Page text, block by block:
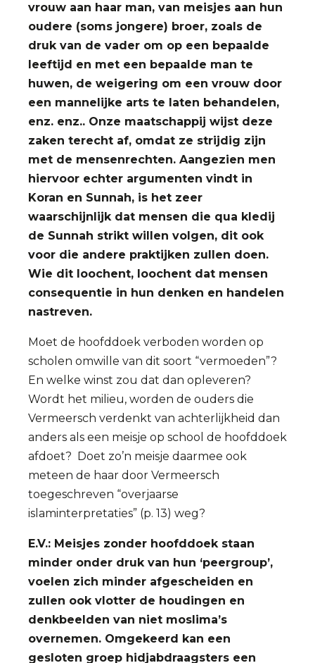
vrouw aan haar man, van meisjes aan hun
oudere (soms jongere) broer, zoals de
druk van de vader om op een bepaalde
leeftijd en met een bepaalde man te
huwen, de weigering om een vrouw door
een mannelijke arts te laten behandelen,
enz. enz.. Onze maatschappij wijst deze
zaken terecht af, omdat ze strijdig zijn
met de mensenrechten. Aangezien men
hiervoor echter argumenten vindt in
Koran en Sunnah, is het zeer
waarschijnlijk dat mensen die qua kledij
de Sunnah strikt willen volgen, dit ook
voor die andere praktijken zullen doen.
Wie dit loochent, loochent dat mensen
consequentie in hun denken en handelen
nastreven.
Moet de hoofddoek verboden worden op
scholen omwille van dit soort “vermoeden”?
En welke winst zou dat dan opleveren?
Wordt het milieu, worden de ouders die
Vermeersch verdenkt van achterlijkheid dan
anders als een meisje op school de hoofddoek
afdoet? Doet zo’n meisje daarmee ook
meteen de haar door Vermeersch
toegeschreven “overjaarse
islaminterpretaties” (p. 13) weg?
E.V.: Meisjes zonder hoofddoek staan
minder onder druk van hun ‘peergroup’,
voelen zich minder afgescheiden en
zullen ook vlotter de houdingen en
denkbeelden van niet moslima’s
overnemen. Omgekeerd kan een
gesloten groep hidjabdraagsters een